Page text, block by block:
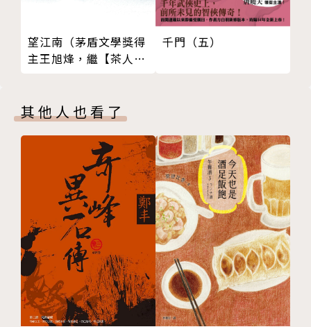
《台灣現代詩II》之日譯詩集等詩作外譯，並與馬悅然
（N.G.D. Malmqvist）、奚密（Michelle Yeh）合編
《航向福爾摩莎：詩想臺灣》（Sailing to Formosa:
A Poetic Companion to Taiwan, 美國華盛頓大學出
日譯詩集《鹿の哀しみ》（三木直大教授翻譯，東京思
潮社印行）；二○一○年七月出版散文《創作的型
錄》；二○一七年六月出版詩集《我的強迫症》。
二○一七年起，抄經及手墨作品，應台北「敦煌藝術中
心」之邀，陸續參加台北國際藝術博覽會、上海城市藝
術博覽會……等聯展；二○一八年三月，台北「敦煌藝
術中心」舉辦「你的靈魂是我累世的眼睛：書寫觀音書
寫詩．許悔之手墨展」。
九分凡夫一分僧
法雨之中一小樹
幻化之中，美所度脫
譬如愛染
樹與人，是一不二
唯心能斷金剛
帶著金剛經的旅行
多麼動人的借假修真！
日常飲食是禪修
島嶼邊緣──寫給鴻基
這位認真憂傷的男子
那住在心裡的戀人啊……
編輯自己的人生
這不是一篇序──因馮平的散文而想起
望江南（茅盾文學獎得
主王旭烽，繼【茶人三
千門（五）
其他人也看了